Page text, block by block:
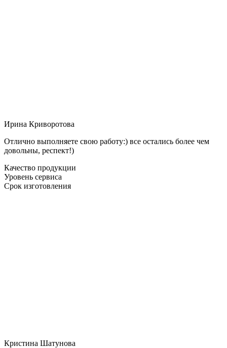
Ирина Криворотова
Отлично выполняете свою работу:) все остались более чем
довольны, респект!)
Качество продукции
Уровень сервиса
Срок изготовления
Кристина Шатунова